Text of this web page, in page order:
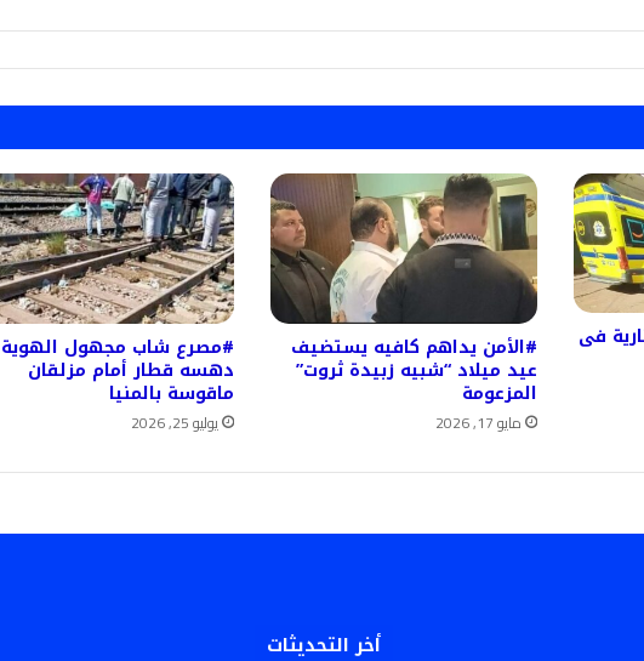
فى #الأمن يداهم كافيه يستضيف
عيد ميلاد “شبيه زبيدة ثروت”
المزعومة
مايو 17, 2026
#مصرع شاب مجهول الهوية
دهسه قطار أمام مزلقان
ماقوسة بالمنيا
يوليو 25, 2026
أخر التحديثات